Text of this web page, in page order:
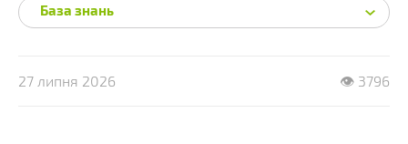
27 липня 2026 👁 3796
База знань